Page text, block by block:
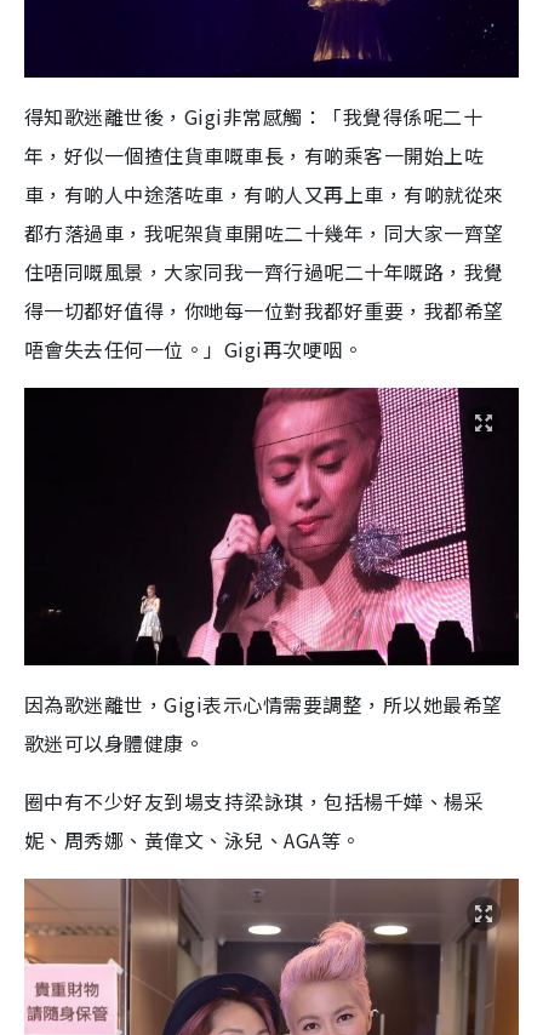
得知歌迷離世後，Gigi非常感觸：「我覺得係呢二十
年，好似一個揸住貨車嘅車長，有啲乘客一開始上咗
車，有啲人中途落咗車，有啲人又再上車，有啲就從來
都冇落過車，我呢架貨車開咗二十幾年，同大家一齊望
住唔同嘅風景，大家同我一齊行過呢二十年嘅路，我覺
得一切都好值得，你哋每一位對我都好重要，我都希望
唔會失去任何一位。」Gigi再次哽咽。
因為歌迷離世，Gigi表示心情需要調整，所以她最希望
歌迷可以身體健康。
圈中有不少好友到場支持梁詠琪，包括楊千嬅、楊采
妮、周秀娜、黃偉文、泳兒、AGA等。